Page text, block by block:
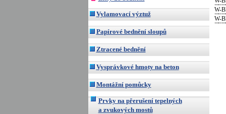
Vylamovací výztuž
Papírové bednění sloupů
Ztracené bednění
Vysprávkové hmoty na beton
Montážní pomůcky
Prvky na přerušení tepelných
a zvukových mostů
W-
W-